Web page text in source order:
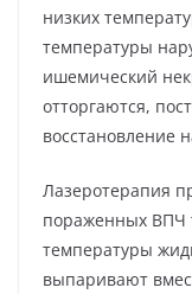
низких
температуры
ишемический
отторгаются,
восстановление
Лазеротерапия
пораженных ВПЧ
температуры
выпаривают